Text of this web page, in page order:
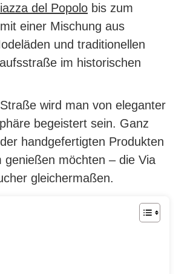
del Popolo bis zum
einer Mischung aus
und traditionellen
im historischen
wird man von eleganter
begeistert sein. Ganz
handgefertigten Produkten
möchten – die Via
gleichermaßen.